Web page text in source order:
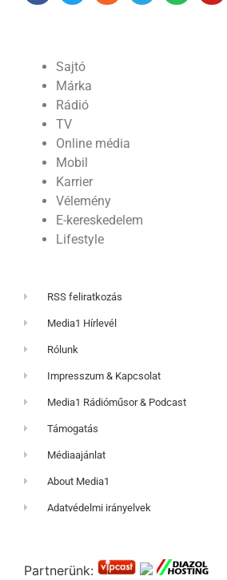
Sajtó
Márka
Rádió
TV
Online média
Mobil
Karrier
Vélemény
E-kereskedelem
Lifestyle
RSS feliratkozás
Media1 Hírlevél
Rólunk
Impresszum & Kapcsolat
Media1 Rádióműsor & Podcast
Támogatás
Médiaajánlat
About Media1
Adatvédelmi irányelvek
Partnerünk: